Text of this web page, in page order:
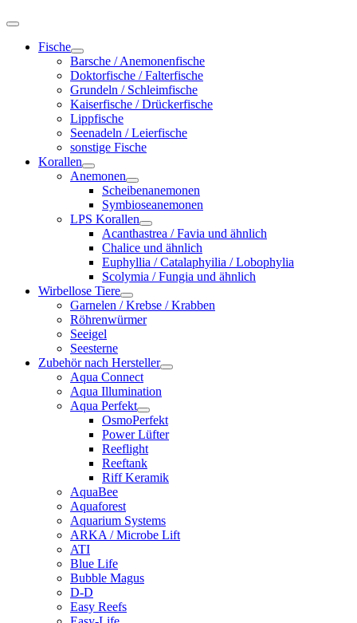
Fische
Barsche / Anemonenfische
Doktorfische / Falterfische
Grundeln / Schleimfische
Kaiserfische / Drückerfische
Lippfische
Seenadeln / Leierfische
sonstige Fische
Korallen
Anemonen
Scheibenanemonen
Symbioseanemonen
LPS Korallen
Acanthastrea / Favia und ähnlich
Chalice und ähnlich
Euphyllia / Catalaphyilia / Lobophylia
Scolymia / Fungia und ähnlich
Wirbellose Tiere
Garnelen / Krebse / Krabben
Röhrenwürmer
Seeigel
Seesterne
Zubehör nach Hersteller
Aqua Connect
Aqua Illumination
Aqua Perfekt
OsmoPerfekt
Power Lüfter
Reeflight
Reeftank
Riff Keramik
AquaBee
Aquaforest
Aquarium Systems
ARKA / Microbe Lift
ATI
Blue Life
Bubble Magus
D-D
Easy Reefs